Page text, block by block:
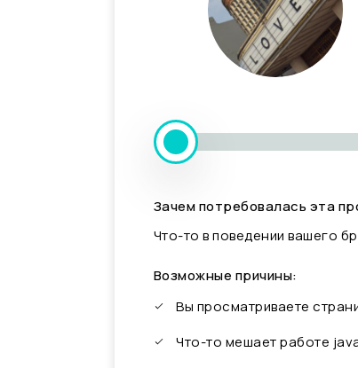
Зачем потребовалась эта
Что-то в поведении вашего
Возможные причины:
Вы просматриваете
Что-то мешает работе